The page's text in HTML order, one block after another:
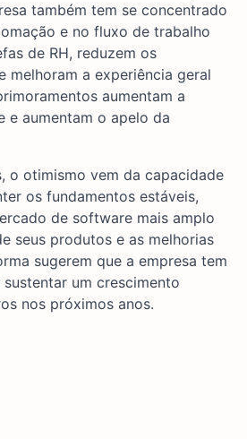
também tem se concentrado
e no fluxo de trabalho
de RH, reduzem os
melhoram a experiência geral
aumentam a
e aumentam o apelo da
o otimismo vem da capacidade
os fundamentos estáveis,
de software mais amplo
seus produtos e as melhorias
sugerem que a empresa tem
um crescimento
nos próximos anos.